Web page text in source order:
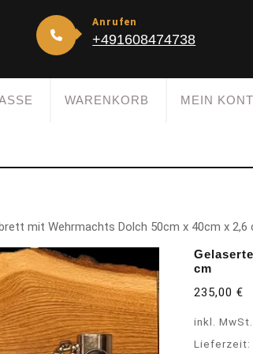
Anrufen
+491608474738
WARENKORB MEIN
mit Wehrmachts Dolch 50cm x 40cm x 2,6
cm
235,00€
inkl. MwSt.
Lieferzeit: